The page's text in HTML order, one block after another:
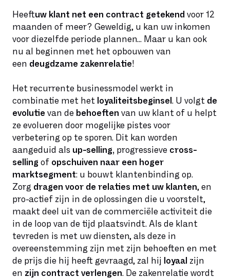
Heeftuw klant net een contract getekend voor 12
maanden of meer? Geweldig, u kan uw inkomen
voor diezelfde periode plannen... Maar u kan ook
nu al beginnen met het opbouwen van
een deugdzame zakenrelatie!
Het recurrente businessmodel werkt in
combinatie met het loyaliteitsbeginsel . U volgt de
evolutie van de behoeften van uw klant of u helpt
ze evolueren door mogelijke pistes voor
verbetering op te sporen. Dit kan worden
aangeduid als up-selling, progressieve cross-
selling of opschuiven naar een hoger
marktsegment: u bouwt klantenbinding op.
Zorg dragen voor de relaties met uw klanten, en
pro-actief zijn in de oplossingen die u voorstelt,
maakt deel uit van de commerciële activiteit die
in de loop van de tijd plaatsvindt. Als de klant
tevreden is met uw diensten, als deze in
overeenstemming zijn met zijn behoeften en met
de prijs die hij heeft gevraagd, zal hij loyaal zijn
en zijn contract verlengen. De zakenrelatie wordt